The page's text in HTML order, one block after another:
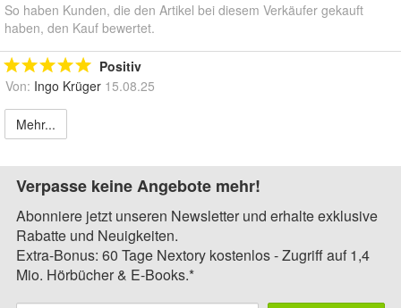
So haben Kunden, die den Artikel bei diesem Verkäufer gekauft
haben, den Kauf bewertet.
Positiv
Von: Ingo Krüger 15.08.25
Mehr...
Verpasse keine Angebote mehr!
Abonniere jetzt unseren Newsletter und erhalte exklusive
Rabatte und Neuigkeiten.
Extra-Bonus: 60 Tage Nextory kostenlos - Zugriff auf 1,4
Mio. Hörbücher & E-Books.*